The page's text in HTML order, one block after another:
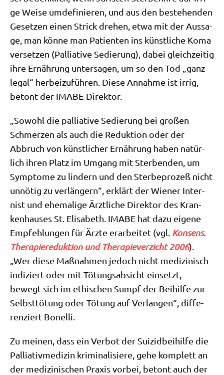
ge Wei­se umde­fi­nie­ren, und aus den bestehen­den
Geset­zen einen Strick dre­hen, etwa mit der Aus­sa­
ge, man kön­ne man Pati­en­ten ins künst­li­che Koma
ver­set­zen (Pal­lia­ti­ve Sedie­rung), dabei gleich­zei­tig
ihre Ernäh­rung unter­sa­gen, um so den Tod „ganz
legal“ her­bei­zu­füh­ren. Die­se Annah­me ist irrig,
betont der IMABE-Direktor.
„Sowohl die pal­lia­ti­ve Sedie­rung bei gro­ßen
Schmer­zen als auch die Reduk­ti­on oder der
Abbruch von künst­li­cher Ernäh­rung haben natür­
lich ihren Platz im Umgang mit Ster­ben­den, um
Sym­pto­me zu lin­dern und den Ster­be­pro­zeß nicht
unnö­tig zu ver­län­gern“, erklärt der Wie­ner Inter­
nist und ehe­ma­li­ge Ärzt­li­che Direk­tor des Kran­
ken­hau­ses St. Eli­sa­beth. IMABE hat dazu eige­ne
Emp­feh­lun­gen für Ärz­te erar­bei­tet (vgl. Kon­sens.
The­ra­pie­re­duk­ti­on und The­ra­pie­ver­zicht 2006).
„Wer die­se Maß­nah­men jedoch nicht medi­zi­nisch
indi­ziert oder mit Tötungs­ab­sicht ein­setzt,
bewegt sich im ethi­schen Sumpf der Bei­hil­fe zur
Selbst­tö­tung oder Tötung auf Ver­lan­gen“, dif­fe­
ren­ziert Bonelli.
Zu mei­nen, dass ein Ver­bot der Sui­zid­bei­hil­fe die
Pal­lia­tiv­me­di­zin kri­mi­na­li­sie­re, gehe kom­plett an
der medi­zi­ni­schen Pra­xis vor­bei, betont auch der